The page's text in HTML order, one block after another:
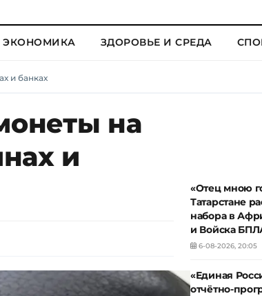
ЭКОНОМИКА ЗДОРОВЬЕ И СРЕДА
и банках
на
и
«Отец мною
Татарстане
набора в
и Войска
6-08-2026, 20:05
«Единая
отчётно-